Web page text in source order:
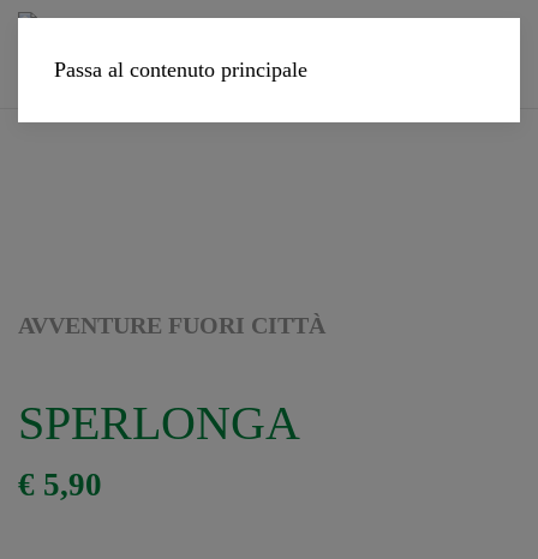
Passa al contenuto principale
AVVENTURE FUORI CITTÀ
SPERLONGA
€ 5,90